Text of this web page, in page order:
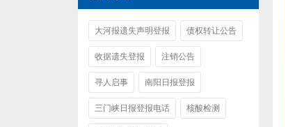
大河报遗失声明登报 债权转让公告
收据遗失登报 注销公告
寻人启事 南阳日报登报
三门峡日报登报电话 核酸检测